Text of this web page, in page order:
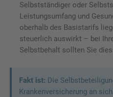
Selbstständiger oder
Leistungsumfang und
oberhalb des Basistarifs
steuerlich auswirkt – bei
Selbstbehalt sollten Sie
Fakt ist: Die
Krankenversicherung an